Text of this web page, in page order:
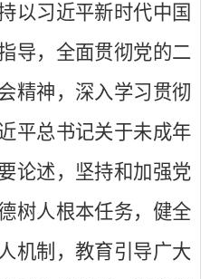
以习近平新时代中国
导，全面贯彻党的二
精神，深入学习贯彻
平总书记关于未成年
论述，坚持和加强党
树人根本任务，健全
机制，教育引导广大